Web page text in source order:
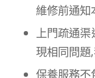
維修前通知
上門疏通
現相同問題
保養服務不